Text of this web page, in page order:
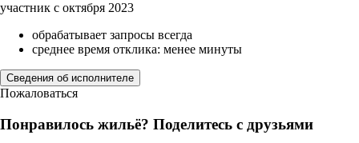
участник с октября 2023
обрабатывает запросы всегда
среднее время отклика: менее минуты
Сведения об исполнителе
Пожаловаться
Понравилось жильё? Поделитесь с друзьями